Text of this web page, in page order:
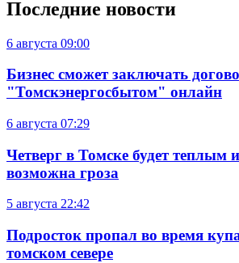
Последние новости
6 августа 09:00
Бизнес сможет заключать
"Томскэнергосбытом" онлайн
6 августа 07:29
Четверг в Томске будет теплым
возможна гроза
5 августа 22:42
Подросток пропал во время
томском севере